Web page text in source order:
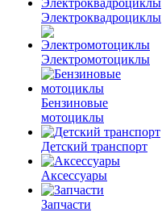
Электроквадроциклы
Электромотоциклы
Бензиновые
мотоциклы
Детский транспорт
Аксессуары
Запчасти